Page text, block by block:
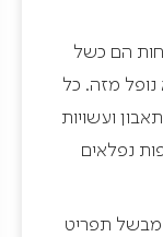
הם כשל
מזה. כל
ועשויות
נפלאים
מבשל תפריט